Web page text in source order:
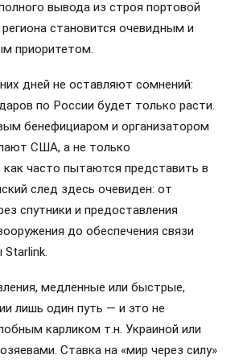
вывода из строя портовой
становится очевидным и
приоритетом.
дней не оставляют сомнений:
по России будет только расти.
бенефициаром и организатором
США, а не только
как часто пытаются представить в
след здесь очевиден: от
спутники и предоставления
до обеспечения связи
Starlink.
медленные или быстрые,
лишь один путь — и это не
карликом т.н. Украиной или
Ставка на «мир через силу»